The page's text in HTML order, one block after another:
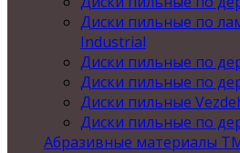
Диски пильные по
Industrial
Диски пильные по
Диски пильные по
Диски пильные
Диски пильные по
Абразивные материалы